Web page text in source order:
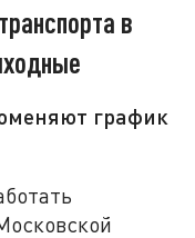
в
график